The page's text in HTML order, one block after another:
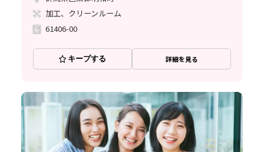
加工、クリーンルーム
61406-00
キープする 詳細を見る